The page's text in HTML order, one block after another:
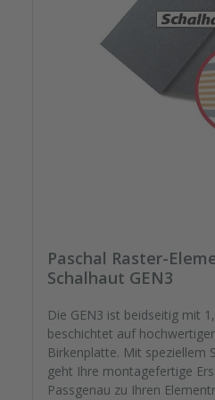
Paschal Raster-
Schalhaut GEN3
Die GEN3 ist beidseitig mit
beschichtet auf
Birkenplatte. Mit speziellem Schutzlack versiegelt
geht Ihre montagefertige
Passgenau zu Ihren